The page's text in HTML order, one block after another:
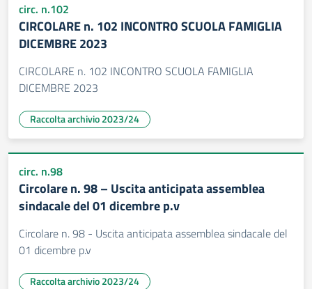
circ. n.102
CIRCOLARE n. 102 INCONTRO SCUOLA FAMIGLIA
DICEMBRE 2023
CIRCOLARE n. 102 INCONTRO SCUOLA FAMIGLIA
DICEMBRE 2023
Raccolta archivio 2023/24
circ. n.98
Circolare n. 98 – Uscita anticipata assemblea
sindacale del 01 dicembre p.v
Circolare n. 98 - Uscita anticipata assemblea sindacale del
01 dicembre p.v
Raccolta archivio 2023/24